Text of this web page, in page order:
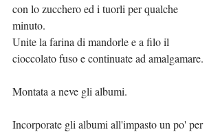
con lo zucchero ed i tuorli per qualche
minuto.
Unite la farina di mandorle e a filo il
cioccolato fuso e continuate ad amalgamare.
Montata a neve gli albumi.
Incorporate gli albumi all'impasto un po' per